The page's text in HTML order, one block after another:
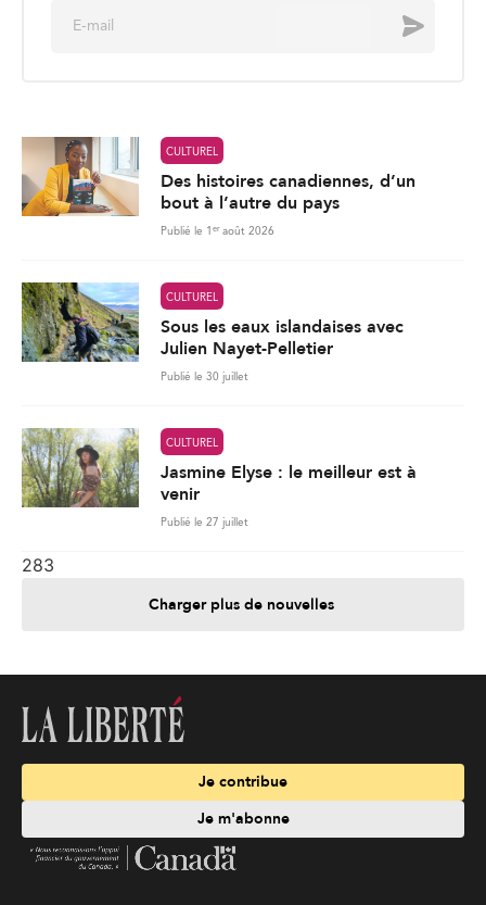
Envoyer
CULTUREL
Des histoires canadiennes, d’un
bout à l’autre du pays
Publié le 1 er août 2026
CULTUREL
Sous les eaux islandaises avec
Julien Nayet-Pelletier
Publié le 30 juillet
CULTUREL
Jasmine Elyse : le meilleur est à
venir
Publié le 27 juillet
283
Charger plus de nouvelles
Je contribue
Je m'abonne